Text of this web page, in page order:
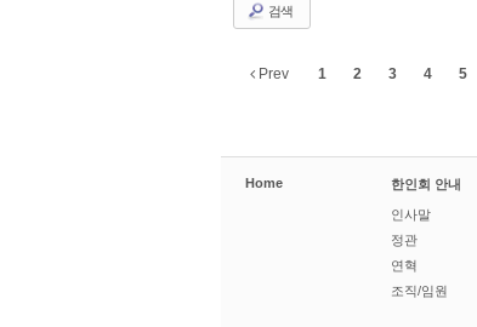
검색
Prev 1 2 3 4 5
Home 한인회 안내
인사말
정관
연혁
조직/임원